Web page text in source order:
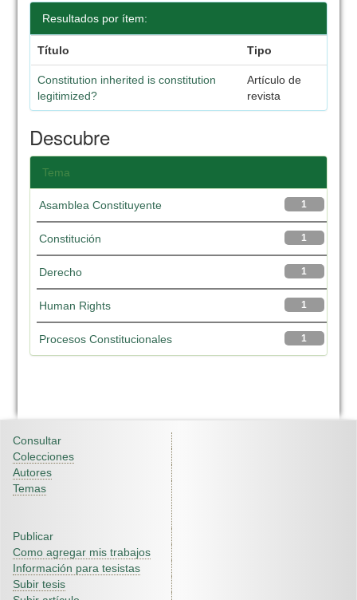
Resultados por ítem:
Título Tipo
Constitution inherited is constitution
legitimized?
Artículo de
revista
Descubre
Tema
1
Asamblea Constituyente
1
Constitución
1
Derecho
1
Human Rights
1
Procesos Constitucionales
Consultar
Colecciones
Autores
Temas
Publicar
Como agregar mis trabajos
Información para tesistas
Subir tesis